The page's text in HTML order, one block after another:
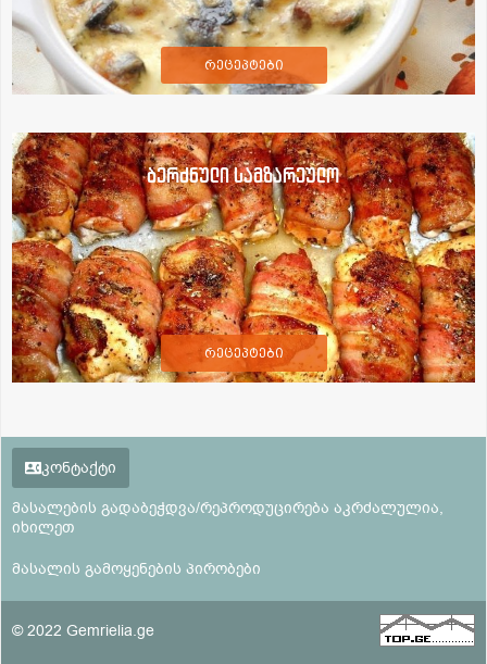
რეცეპტები
ბერძნული სამზარეულო
რეცეპტები
კონტაქტი
მასალების გადაბეჭდვა/რეპროდუცირება აკრძალულია,
იხილეთ
მასალის გამოყენების პირობები
© 2022 Gemrielia.ge